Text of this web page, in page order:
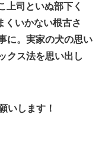
上司といぬ部下く
くいかない根古さ
に。実家の犬の思い
クス法を思い出し
いします！